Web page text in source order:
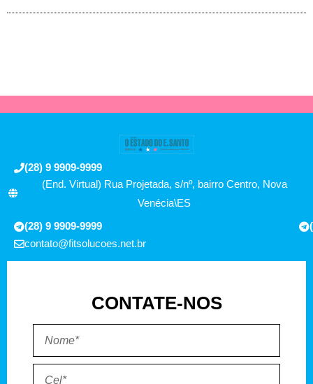
(28) 9 9909-9999
(End. Virtual) Rua Projetada, s/nº, bairro Centro, Nova
Venécia\ES
(28) 9 9909-9999
contato@fitsolucoes.net.br
CONTATE-NOS